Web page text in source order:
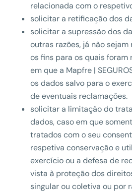
relacionada com o
solicitar a retificação dos
solicitar a supressão dos
outras razões, já não
os fins para os quais foram
em que a Mapfre |
os dados salvo para o
de eventuais reclamações.
solicitar a limitação do
dados, caso em que
tratados com o seu
respetiva conservação e
exercício ou a defesa de
vista à proteção dos
singular ou coletiva ou por